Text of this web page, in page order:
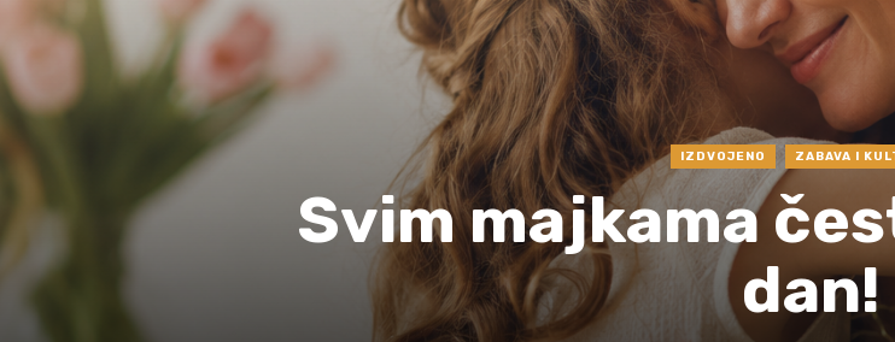
IZDVOJENO ZABAVA I
Svim majkama
dan!